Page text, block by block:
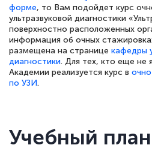
Оставила заявку на
быстро ответили,
Обучение
количество
пособий и учебников
каком этапе…
форме, то Вам подойдет курс
ультразвуковой диагностики
поверхностно расположенных
информация об очных
размещена на странице кафедры
диагностики. Для тех, кто еще не
Академии реализуется курс в
по УЗИ.
Учебный план